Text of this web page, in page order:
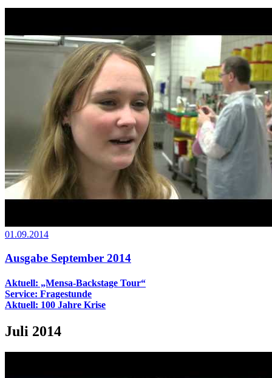
01.09.2014
Ausgabe September 2014
Aktuell: „Mensa-Backstage Tour“
Service: Fragestunde
Aktuell: 100 Jahre Krise
Juli 2014